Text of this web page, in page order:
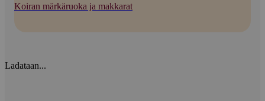
Koiran märkäruoka ja makkarat
Ladataan...